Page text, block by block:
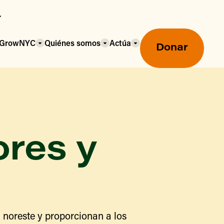
Uso de SNAP y beneficios
Quiénes somos Actúa Donar
y
y proporcionan a los